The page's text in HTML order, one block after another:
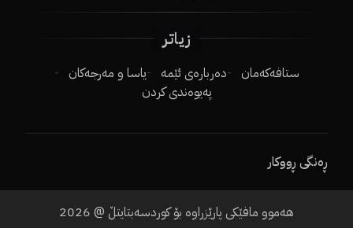
زیاتر
ستافەکەمان دەربارەی ئێمە
یاسا و مەرجەکان
پەیوەندی کردن
ڕەنگی ڕووکار
هەموو مافێکی پارێزراوە بۆ کوردسەبتایتڵ @ 2026